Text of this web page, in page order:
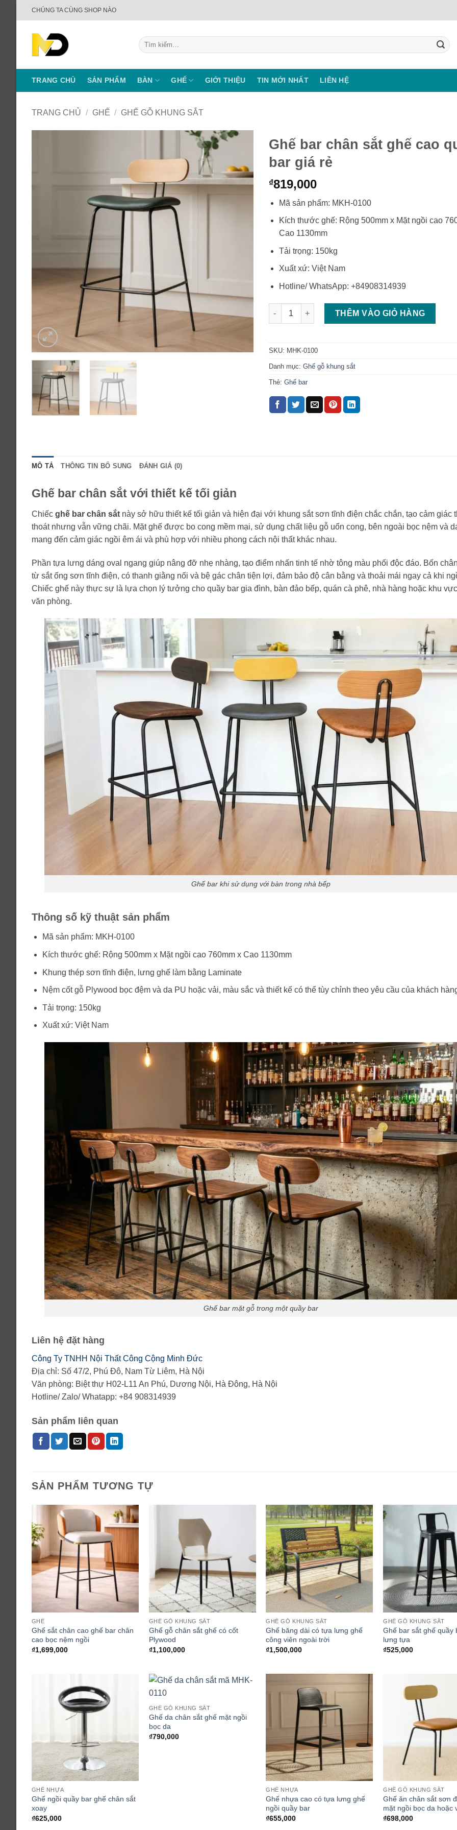
qua
CHÚNG TA CÙNG SHOP NÀO
Tìm
kiếm:
TRANG CHỦ SẢN PHẨM BÀN GHẾ GIỚI THIỆU TIN MỚI NHẤT LIÊN HỆ
TRANG CHỦ / GHẾ / GHẾ GỖ KHUNG SẮT
Ghế bar chân sắt ghế cao
bar giá rẻ
₫819,000
Mã sản phẩm: MKH-0100
Kích thước ghế: Rộng 500mm x Mặt ngồi cao
Cao 1130mm
Tải trọng: 150kg
Xuất xứ: Việt Nam
Hotline/ WhatsApp: +84908314939
Ghế bar chân sắt ghế cao quầy bar giá rẻ số lượng
THÊM VÀO GIỎ HÀNG
SKU: MHK-0100
Danh mục: Ghế gỗ khung sắt
Thẻ: Ghế bar
MÔ TẢ THÔNG TIN BỔ SUNG ĐÁNH GIÁ (0)
Ghế bar chân sắt với thiết kế tối giản
Chiếc ghế bar chân sắt này sở hữu thiết kế tối giản và hiện đại với khung sắt sơn tĩnh điện chắc chắn, tạo cảm giác
thoát nhưng vẫn vững chãi. Mặt ghế được bo cong mềm mại, sử dụng chất liệu gỗ uốn cong, bên ngoài bọc nệm và
mang đến cảm giác ngồi êm ái và phù hợp với nhiều phong cách nội thất khác nhau.
Phần tựa lưng dáng oval ngang giúp nâng đỡ nhẹ nhàng, tạo điểm nhấn tinh tế nhờ tông màu phối độc đáo. Bốn
từ sắt ống sơn tĩnh điện, có thanh giằng nối và bệ gác chân tiện lợi, đảm bảo độ cân bằng và thoải mái ngay cả khi
Chiếc ghế này thực sự là lựa chọn lý tưởng cho quầy bar gia đình, bàn đảo bếp, quán cà phê, nhà hàng hoặc khu
văn phòng.
Ghế bar khi sử dụng với bàn trong nhà bếp
Thông số kỹ thuật sản phẩm
Mã sản phẩm: MKH-0100
Kích thước ghế: Rộng 500mm x Mặt ngồi cao 760mm x Cao 1130mm
Khung thép sơn tĩnh điện, lưng ghế làm bằng Laminate
Nệm cốt gỗ Plywood bọc đệm và da PU hoặc vải, màu sắc và thiết kế có thể tùy chỉnh theo yêu cầu của khách
Tải trọng: 150kg
Xuất xứ: Việt Nam
Ghế bar mặt gỗ trong một quầy bar
Liên hệ đặt hàng
Công Ty TNHH Nội Thất Công Cộng Minh Đức
Địa chỉ: Số 47/2, Phú Đô, Nam Từ Liêm, Hà Nội
Văn phòng: Biệt thự H02-L11 An Phú, Dương Nội, Hà Đông, Hà Nội
Hotline/ Zalo/ Whatapp: +84 908314939
Sản phẩm liên quan
SẢN PHẨM TƯƠNG TỰ
GHẾ
Ghế sắt chân cao ghế bar chân
cao bọc nệm ngồi
₫1,699,000
GHẾ GỖ KHUNG SẮT
Ghế gỗ chân sắt ghế có cốt
Plywood
₫1,100,000
GHẾ GỖ KHUNG SẮT
Ghế băng dài có tựa lưng ghế
công viên ngoài trời
₫1,500,000
GHẾ GỖ KHUNG SẮT
Ghế bar sắt ghế quầy
lưng tựa
₫525,000
GHẾ NHỰA
Ghế ngồi quầy bar ghế chân sắt
xoay
₫625,000
GHẾ GỖ KHUNG SẮT
Ghế da chân sắt ghế mặt ngồi
bọc da
₫790,000
GHẾ NHỰA
Ghế nhựa cao có tựa lưng ghế
ngồi quầy bar
₫655,000
GHẾ GỖ KHUNG SẮT
Ghế ăn chân sắt sơn
mặt ngồi bọc da hoặc
₫698,000